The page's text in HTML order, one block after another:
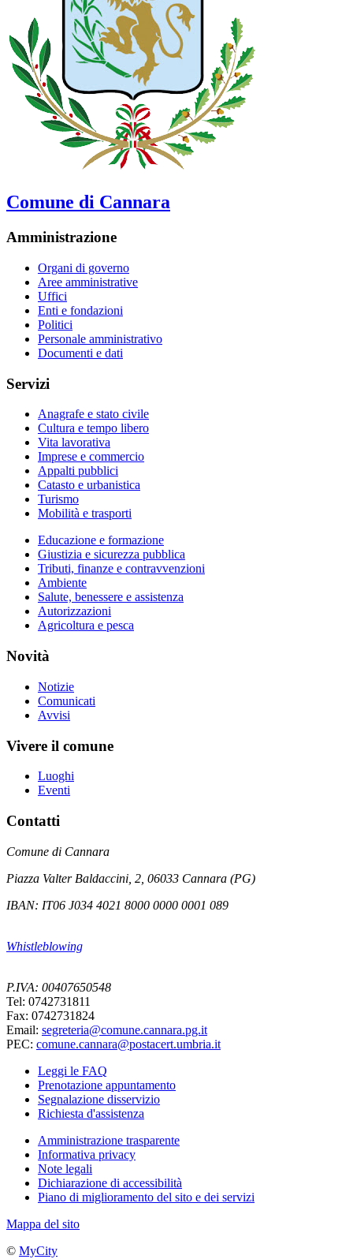
Comune di Cannara
Amministrazione
Organi di governo
Aree amministrative
Uffici
Enti e fondazioni
Politici
Personale amministrativo
Documenti e dati
Servizi
Anagrafe e stato civile
Cultura e tempo libero
Vita lavorativa
Imprese e commercio
Appalti pubblici
Catasto e urbanistica
Turismo
Mobilità e trasporti
Educazione e formazione
Giustizia e sicurezza pubblica
Tributi, finanze e contravvenzioni
Ambiente
Salute, benessere e assistenza
Autorizzazioni
Agricoltura e pesca
Novità
Notizie
Comunicati
Avvisi
Vivere il comune
Luoghi
Eventi
Contatti
Comune di Cannara
Piazza Valter Baldaccini, 2, 06033 Cannara (PG)
IBAN: IT06 J034 4021 8000 0000 0001 089
Whistleblowing
P.IVA: 00407650548
Tel: 0742731811
Fax: 0742731824
Email: segreteria@comune.cannara.pg.it
PEC: comune.cannara@postacert.umbria.it
Leggi le FAQ
Prenotazione appuntamento
Segnalazione disservizio
Richiesta d'assistenza
Amministrazione trasparente
Informativa privacy
Note legali
Dichiarazione di accessibilità
Piano di miglioramento del sito e dei servizi
Mappa del sito
© MyCity